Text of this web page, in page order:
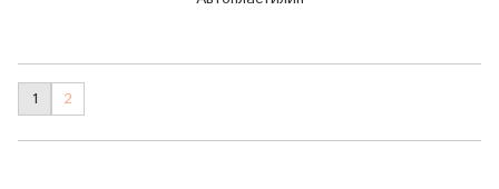
1 2